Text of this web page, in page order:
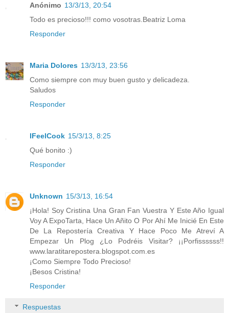
Anónimo 13/3/13, 20:54
Todo es precioso!!! como vosotras.Beatriz Loma
Responder
Maria Dolores 13/3/13, 23:56
Como siempre con muy buen gusto y delicadeza.
Saludos
Responder
IFeelCook 15/3/13, 8:25
Qué bonito :)
Responder
Unknown 15/3/13, 16:54
¡Hola! Soy Cristina Una Gran Fan Vuestra Y Este Año Igual
Voy A ExpoTarta, Hace Un Añito O Por Ahí Me Inicié En Este
De La Repostería Creativa Y Hace Poco Me Atreví A
Empezar Un Plog ¿Lo Podréis Visitar? ¡¡Porfissssss!!
www.laratitarepostera.blogspot.com.es
¡Como Siempre Todo Precioso!
¡Besos Cristina!
Responder
Respuestas